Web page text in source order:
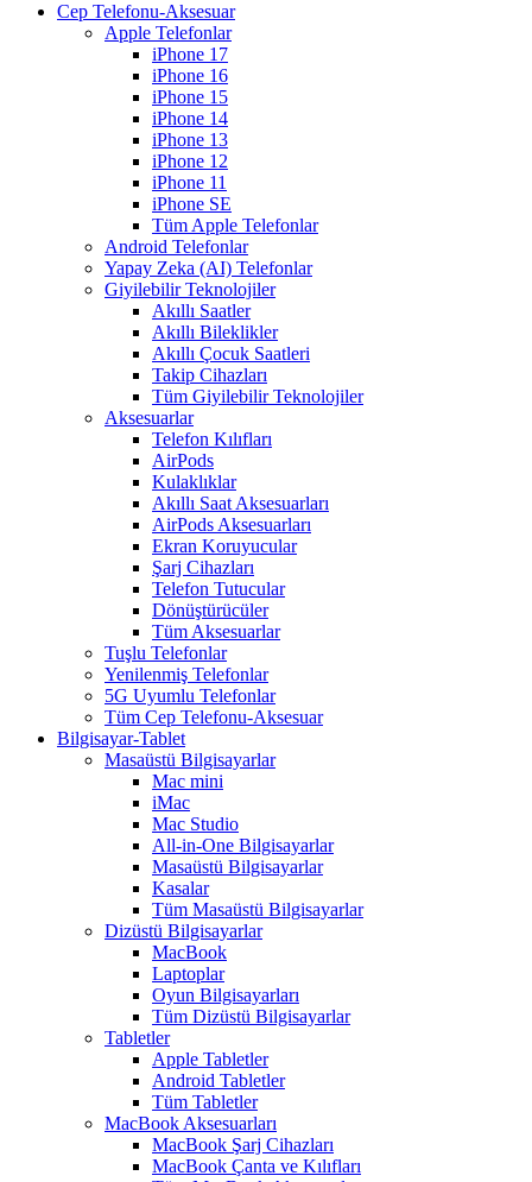
Cep Telefonu-Aksesuar
Apple Telefonlar
iPhone 17
iPhone 16
iPhone 15
iPhone 14
iPhone 13
iPhone 12
iPhone 11
iPhone SE
Tüm Apple Telefonlar
Android Telefonlar
Yapay Zeka (AI) Telefonlar
Giyilebilir Teknolojiler
Akıllı Saatler
Akıllı Bileklikler
Akıllı Çocuk Saatleri
Takip Cihazları
Tüm Giyilebilir Teknolojiler
Aksesuarlar
Telefon Kılıfları
AirPods
Kulaklıklar
Akıllı Saat Aksesuarları
AirPods Aksesuarları
Ekran Koruyucular
Şarj Cihazları
Telefon Tutucular
Dönüştürücüler
Tüm Aksesuarlar
Tuşlu Telefonlar
Yenilenmiş Telefonlar
5G Uyumlu Telefonlar
Tüm Cep Telefonu-Aksesuar
Bilgisayar-Tablet
Masaüstü Bilgisayarlar
Mac mini
iMac
Mac Studio
All-in-One Bilgisayarlar
Masaüstü Bilgisayarlar
Kasalar
Tüm Masaüstü Bilgisayarlar
Dizüstü Bilgisayarlar
MacBook
Laptoplar
Oyun Bilgisayarları
Tüm Dizüstü Bilgisayarlar
Tabletler
Apple Tabletler
Android Tabletler
Tüm Tabletler
MacBook Aksesuarları
MacBook Şarj Cihazları
MacBook Çanta ve Kılıfları